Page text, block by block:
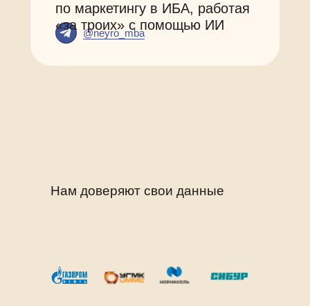
@neyro_mba
по маркетингу в ИБА, работая
«за троих» с помощью ИИ
Нам доверяют свои данные